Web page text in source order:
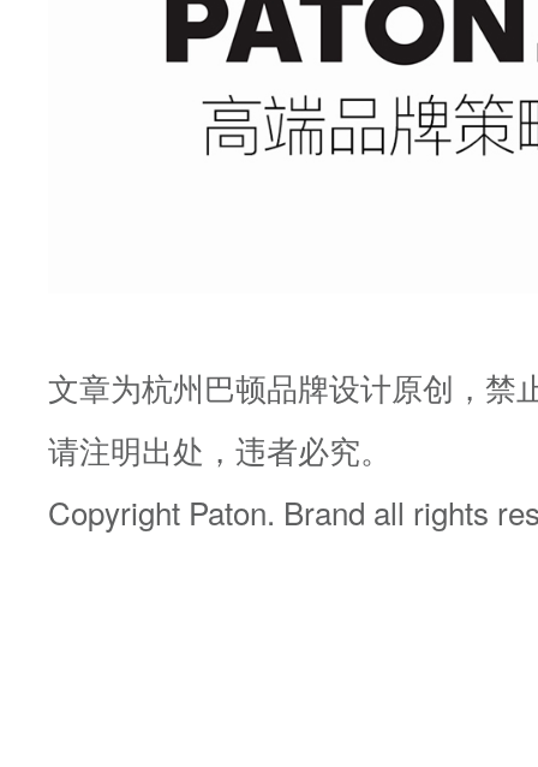
文章为杭州巴顿品牌设计原创，禁
请注明出处，违者必究。
Copyright Paton. Brand all rights